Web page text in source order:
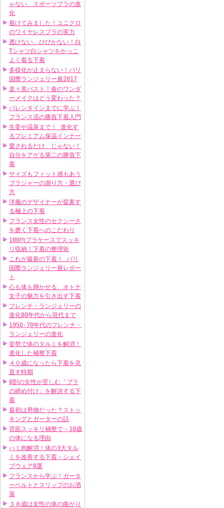
ゃない、スポーツブラの進
化
着けてみました！ユニクロ
のワイヤレスブラの実力
透けない、ひびかない！白
Tシャツ白シャツをかっこ
よく着る下着
多様化が止まらない！パリ
国際ランジェリー展2017
楽々美バスト！春のワンダ
ーメイクはどう変わった？
バレンタインまでに学ぶ！
フランス流の勝負下着入門
生姜や温泉まで！ 進化す
るプレミアム保温インナー
愛されるだけ、じゃない！
自分をアゲる第二の勝負下
着
サイズもフィット感もあう
ブラジャーの測り方・選び
方
洋服のデザイナーが提案す
る極上の下着
フランス女性のセクシーさ
を磨く下着へのこだわり
100均プラケースでスッキ
リ収納！下着の整理術
これが最新の下着！ パリ
国際ランジェリー展レポー
ト
心も体も輝かせる、オトナ
女子の魅力を引き出す下着
フレンチ・ランジェリーの
進化80年代から現代まで
1950-70年代のフレンチ・
ランジェリーの進化
姿勢で体のタルミを解消！
進化した補整下着
４０歳になったら下着を見
直す時期
8割の女性が苦しむ「ブラ
の締め付け」を解決する下
着
最初は男物だった？ストッ
キングとガーターの話
背筋スッキリ補整で－10歳
の体になる理由
ハミ肉解消！体の3大タル
ミを改善する下着・シェイ
プウェア8選
フランスから学ぶ！ガータ
ーベルトとスリップのお洒
落
３８歳は女性の体の曲がり